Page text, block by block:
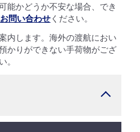
能かどうか不安な場合、でき
問い合わせください。
内します。海外の渡航におい
かりができない手荷物がござ
。